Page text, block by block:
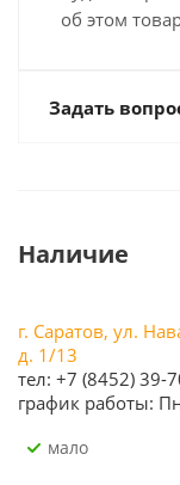
об этом
Задать
Наличие
г. Саратов, ул.
д. 1/13
тел: +7 (8452) 39-
график работы:
Мало